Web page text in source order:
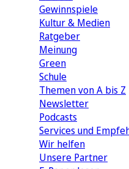
Gewinnspiele
Kultur & Medien
Ratgeber
Meinung
Green
Schule
Themen von A bis Z
Newsletter
Podcasts
Services und
Wir helfen
Unsere Partner